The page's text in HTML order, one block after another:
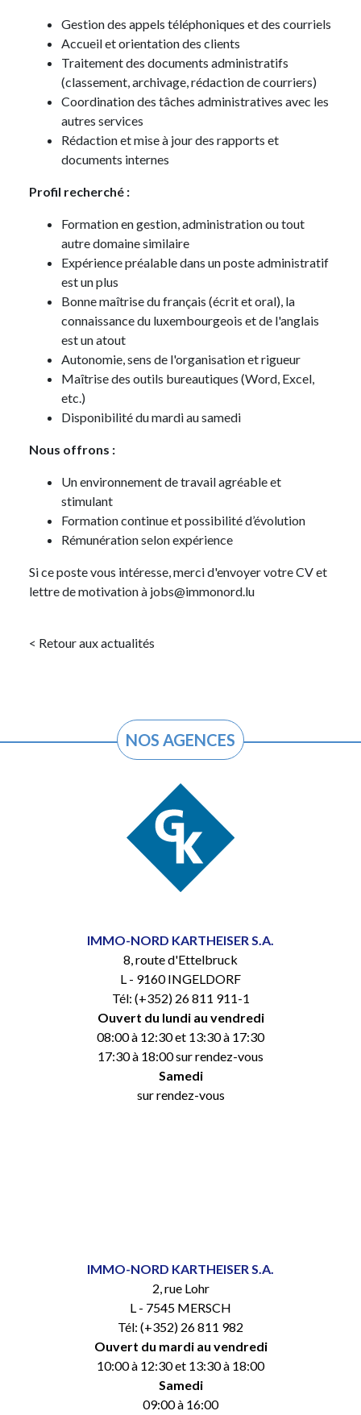
Gestion des appels téléphoniques et des courriels
Accueil et orientation des clients
Traitement des documents administratifs
(classement, archivage, rédaction de courriers)
Coordination des tâches administratives avec les
autres services
Rédaction et mise à jour des rapports et
documents internes
Profil recherché :
Formation en gestion, administration ou tout
autre domaine similaire
Expérience préalable dans un poste administratif
est un plus
Bonne maîtrise du français (écrit et oral), la
connaissance du luxembourgeois et de l'anglais
est un atout
Autonomie, sens de l'organisation et rigueur
Maîtrise des outils bureautiques (Word, Excel,
etc.)
Disponibilité du mardi au samedi
Nous offrons :
Un environnement de travail agréable et
stimulant
Formation continue et possibilité d’évolution
Rémunération selon expérience
Si ce poste vous intéresse, merci d'envoyer votre CV et
lettre de motivation à jobs@immonord.lu
< Retour aux actualités
NOS AGENCES
IMMO-NORD KARTHEISER S.A.
8, route d'Ettelbruck
L - 9160 INGELDORF
Tél: (+352) 26 811 911-1
Ouvert du lundi au vendredi
08:00 à 12:30 et 13:30 à 17:30
17:30 à 18:00 sur rendez-vous
Samedi
sur rendez-vous
IMMO-NORD KARTHEISER S.A.
2, rue Lohr
L - 7545 MERSCH
Tél: (+352) 26 811 982
Ouvert du mardi au vendredi
10:00 à 12:30 et 13:30 à 18:00
Samedi
09:00 à 16:00